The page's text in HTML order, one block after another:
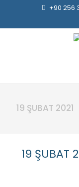
+90 256
19 ŞUBAT 2021
19 ŞUBAT